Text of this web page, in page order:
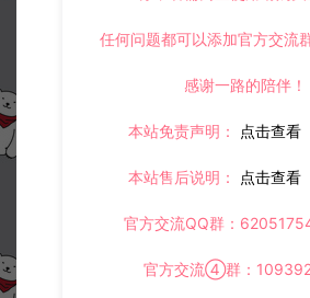
任何问题都可以添加官方交流
感谢一路的陪伴！
本站免责声明： 点击查看
本站售后说明： 点击查看
官方交流QQ群：
官方交流④群：